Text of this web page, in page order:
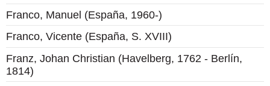
Franco, Manuel (España, 1960-)
Franco, Vicente (España, S. XVIII)
Franz, Johan Christian (Havelberg, 1762 - Berlín,
1814)